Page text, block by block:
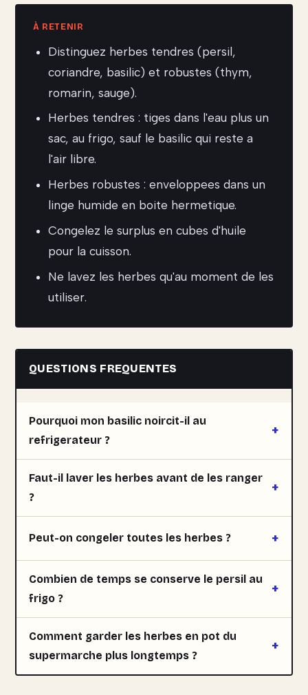
Distinguez herbes tendres (persil,
coriandre, basilic) et robustes (thym,
romarin, sauge).
Herbes tendres : tiges dans l'eau plus un
sac, au frigo, sauf le basilic qui reste a
l'air libre.
Herbes robustes : enveloppees dans un
linge humide en boite hermetique.
Congelez le surplus en cubes d'huile
pour la cuisson.
Ne lavez les herbes qu'au moment de les
utiliser.
QUESTIONS FREQUENTES
Pourquoi mon basilic noircit-il au
refrigerateur ?
Faut-il laver les herbes avant de les ranger
?
Peut-on congeler toutes les herbes ?
Combien de temps se conserve le persil au
frigo ?
Comment garder les herbes en pot du
supermarche plus longtemps ?